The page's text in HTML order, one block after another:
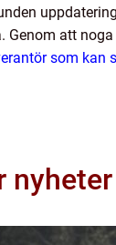
Genom att
som kan
nyheter